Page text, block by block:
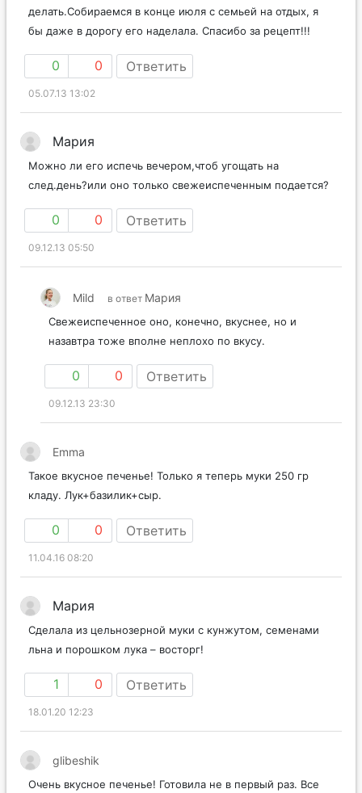
делать.Собираемся в конце июля с семьей на отдых, я
бы даже в дорогу его наделала. Спасибо за рецепт!!!
0 0 Ответить
05.07.13 13:02
Мария
Можно ли его испечь вечером,чтоб угощать на
след.день?или оно только свежеиспеченным подается?
0 0 Ответить
09.12.13 05:50
Mild в ответ Мария
Свежеиспеченное оно, конечно, вкуснее, но и
назавтра тоже вполне неплохо по вкусу.
0 0 Ответить
09.12.13 23:30
Emma
Такое вкусное печенье! Только я теперь муки 250 гр
кладу. Лук+базилик+сыр.
0 0 Ответить
11.04.16 08:20
Мария
Сделала из цельнозерной муки с кунжутом, семенами
льна и порошком лука – восторг!
1 0 Ответить
18.01.20 12:23
glibeshik
Очень вкусное печенье! Готовила не в первый раз. Все